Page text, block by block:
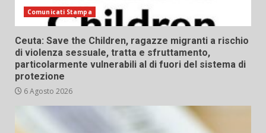
Comunicati Stampa
Ceuta: Save the Children, ragazze migranti a rischio
di violenza sessuale, tratta e sfruttamento,
particolarmente vulnerabili al di fuori del sistema di
protezione
6 Agosto 2026